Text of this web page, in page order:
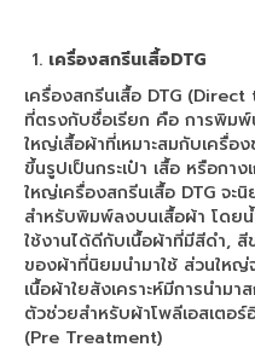
เครื่องรีดร้อน
วัสดุอุปกรณ์
กระดาษซับลิเมชั่น
กระดาษซับลิเม
กระดาษซับลิเม
น้ำหมึกซับลิเมชั่น
เครื่องสกรีนเสื้อDTG
เครื่องสกรีนเสื้อ DTG
ที่ตรงกับชื่อเรียก คือ การพิม
ใหญ่เสื้อผ้าที่เหมาะสมกับเครื่อ
ขึ้นรูปเป็นกระเป๋า เสื้อ หรือกา
ใหญ่เครื่องสกรีนเสื้อ DTG จะ
สำหรับพิมพ์ลงบนเสื้อผ้า โดยน้
ใช้งานได้ดีกับเนื้อผ้าที่มีสีดำ, สี
ของผ้าที่นิยมนำมาใช้ ส่วนให
เนื้อผ้าใยสังเคราะห์มีการนำม
ตัวช่วยสำหรับผ้าโพลีเอสเตอ
(Pre Treatment)